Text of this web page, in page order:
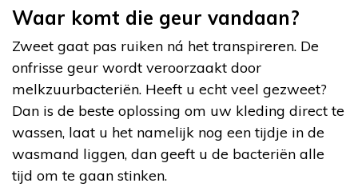
Waar komt die geur vandaan?
Zweet gaat pas ruiken ná het transpireren. De
onfrisse geur wordt veroorzaakt door
melkzuurbacteriën. Heeft u echt veel gezweet?
Dan is de beste oplossing om uw kleding direct te
wassen, laat u het namelijk nog een tijdje in de
wasmand liggen, dan geeft u de bacteriën alle
tijd om te gaan stinken.